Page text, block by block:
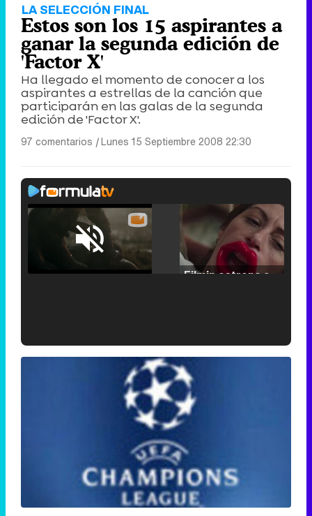
LA SELECCIÓN FINAL
Estos son los 15 aspirantes a
ganar la segunda edición de
'Factor X'
Ha llegado el momento de conocer a los
aspirantes a estrellas de la canción que
participarán en las galas de la segunda
edición de 'Factor X'.
97 comentarios |Lunes 15 Septiembre 2008 22:30
Unmute /
Loaded:
25.30%
'120 Minutos' celebra sus 2.000 programas en Telemadrid con un vídeo del día a día en la redacción